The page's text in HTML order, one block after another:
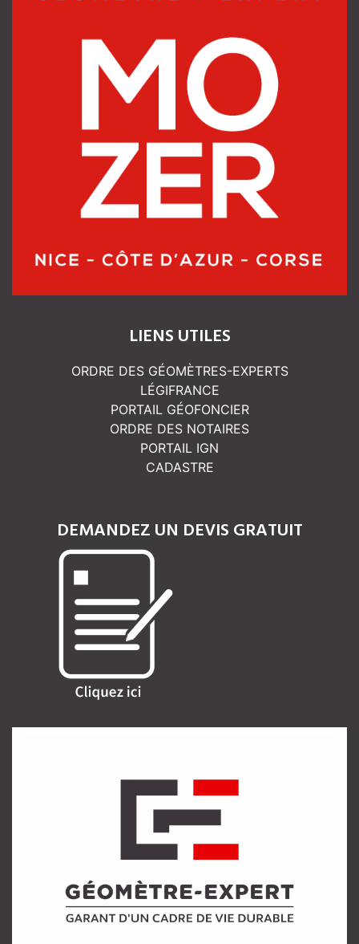
LIENS UTILES
ORDRE DES GÉOMÈTRES-EXPERTS
LÉGIFRANCE
PORTAIL GÉOFONCIER
ORDRE DES NOTAIRES
PORTAIL IGN
CADASTRE
DEMANDEZ UN DEVIS GRATUIT